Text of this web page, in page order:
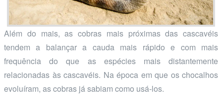
Além do mais, as cobras mais próximas das cascavéis
tendem a balançar a cauda mais rápido e com mais
frequência do que as espécies mais distantemente
relacionadas às cascavéis. Na época em que os chocalhos
evoluíram, as cobras já sabiam como usá-los.